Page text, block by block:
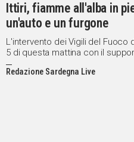
Ittiri, fiamme all'alba in
un'auto e un furgone
L'intervento dei Vigili del Fuoco
5 di questa mattina con il
corso sulle cause del rogo
Redazione Sardegna Live